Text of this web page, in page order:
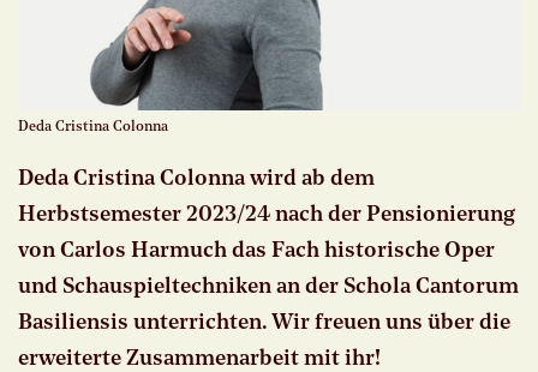
Deda Cristina Colonna
Deda Cristina Colonna wird ab dem
Herbstsemester 2023/24 nach der Pensionierung
von Carlos Harmuch das Fach historische Oper
und Schauspieltechniken an der Schola Cantorum
Basiliensis unterrichten. Wir freuen uns über die
erweiterte Zusammenarbeit mit ihr!